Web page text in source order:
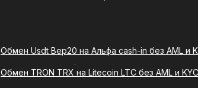
проходит обмен (Usdt Bep20) на
Что такое обмен Usdt Bep20 на
Обмен USDTBEP20 на Chainlink LINK -
Обмен Usdt Bep20 на Альфа cash-in без AML и
Обмен TRON TRX на Litecoin LTC без AML и KYC